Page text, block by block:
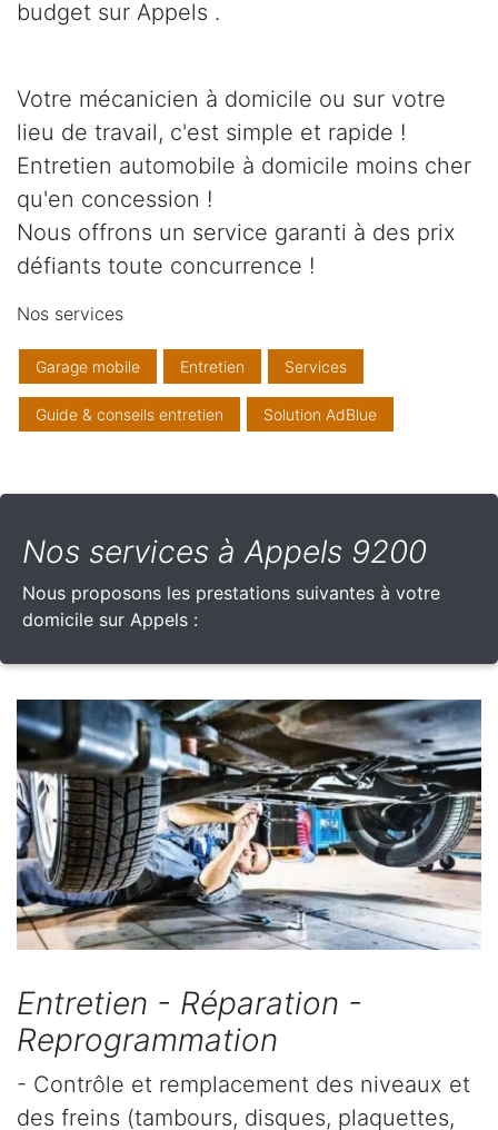
budget sur Appels .
Votre mécanicien à domicile ou sur votre
lieu de travail, c'est simple et rapide !
Entretien automobile à domicile moins cher
qu'en concession !
Nous offrons un service garanti à des prix
défiants toute concurrence !
Nos services
Garage mobile Entretien Services
Guide & conseils entretien Solution AdBlue
Nos services à Appels 9200
Nous proposons les prestations suivantes à votre
domicile sur Appels :
Entretien - Réparation -
Reprogrammation
- Contrôle et remplacement des niveaux et
des freins (tambours, disques, plaquettes,